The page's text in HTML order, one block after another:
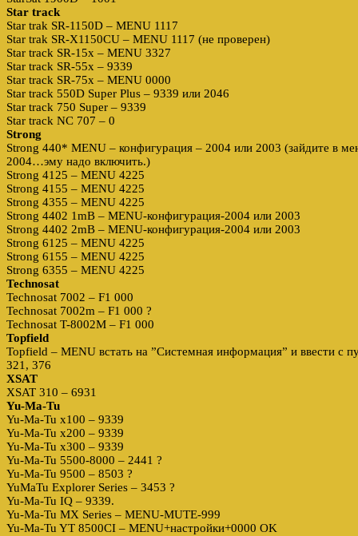
Star track
Star trak SR-1150D – MENU 1117
Star trak SR-X1150CU – MENU 1117 (не проверен)
Star track SR-15x – MENU 3327
Star track SR-55x – 9339
Star track SR-75x – MENU 0000
Star track 550D Super Plus – 9339 или 2046
Star track 750 Super – 9339
Star track NC 707 – 0
Strong
Strong 440* MENU – конфигурация – 2004 или 2003 (зайдите в
2004…эму надо включить.)
Strong 4125 – MENU 4225
Strong 4155 – MENU 4225
Strong 4355 – MENU 4225
Strong 4402 1mB – MENU-конфигурация-2004 или 2003
Strong 4402 2mB – MENU-конфигурация-2004 или 2003
Strong 6125 – MENU 4225
Strong 6155 – MENU 4225
Strong 6355 – MENU 4225
Technosat
Technosat 7002 – F1 000
Technosat 7002m – F1 000 ?
Technosat T-8002M – F1 000
Topfield
Topfield – MENU встать на ”Системная информация” и ввести с
321, 376
XSAT
XSAT 310 – 6931
Yu-Ma-Tu
Yu-Ma-Tu x100 – 9339
Yu-Ma-Tu x200 – 9339
Yu-Ma-Tu x300 – 9339
Yu-Ma-Tu 5500-8000 – 2441 ?
Yu-Ma-Tu 9500 – 8503 ?
YuMaTu Explorer Series – 3453 ?
Yu-Ma-Tu IQ – 9339.
Yu-Ma-Tu MX Series – MENU-MUTE-999
Yu-Ma-Tu YT 8500CI – MENU+настройки+0000 OK